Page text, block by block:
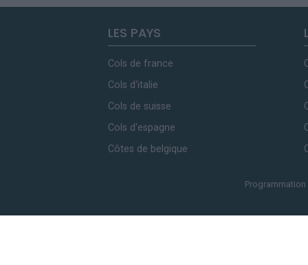
LES PAYS
Cols de france
Cols d'italie
Cols de suisse
Cols d'espagne
Côtes de belgique
Programmation